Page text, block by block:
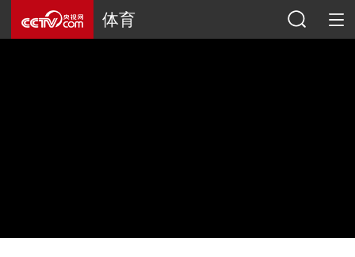
体育